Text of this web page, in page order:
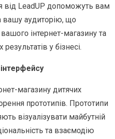
від LeadUP допоможуть вам
вашу аудиторію, що
інтернет-магазину та
у бізнесі.
магазину дитячих
прототипів. Прототипи
візуалізувати майбутній
та взаємодію